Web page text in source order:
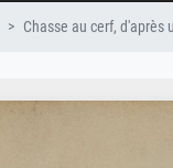
Chasse au cerf, d'après